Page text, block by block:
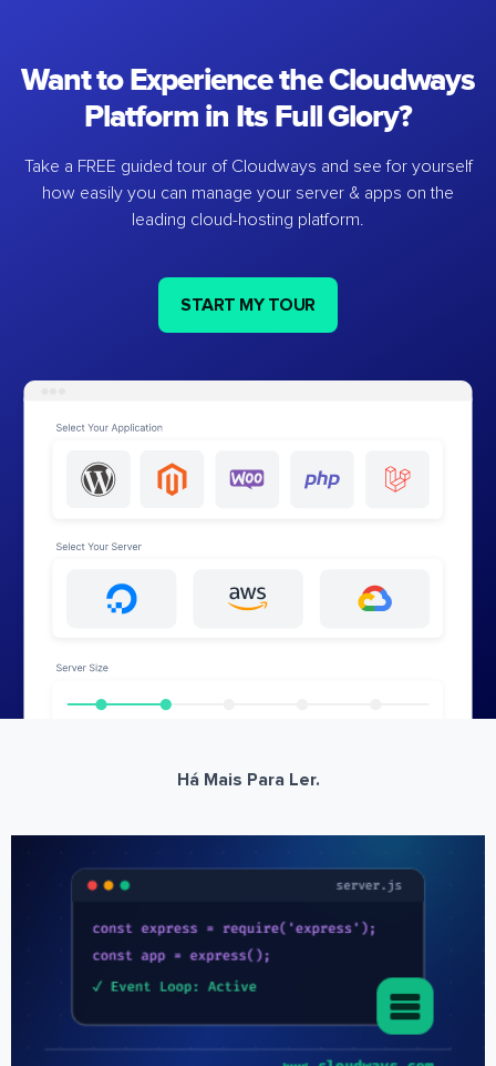
Want to Experience the Cloudways
Platform in Its Full Glory?
Take a FREE guided tour of Cloudways and see for yourself
how easily you can manage your server & apps on the
leading cloud-hosting platform.
START MY TOUR
Há Mais Para Ler.